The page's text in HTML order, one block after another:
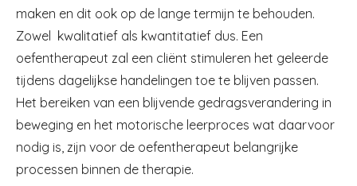
maken en dit ook op de lange termijn te behouden.
Zowel kwalitatief als kwantitatief dus. Een
oefentherapeut zal een cliënt stimuleren het geleerde
tijdens dagelijkse handelingen toe te blijven passen.
Het bereiken van een blijvende gedragsverandering in
beweging en het motorische leerproces wat daarvoor
nodig is, zijn voor de oefentherapeut belangrijke
processen binnen de therapie.